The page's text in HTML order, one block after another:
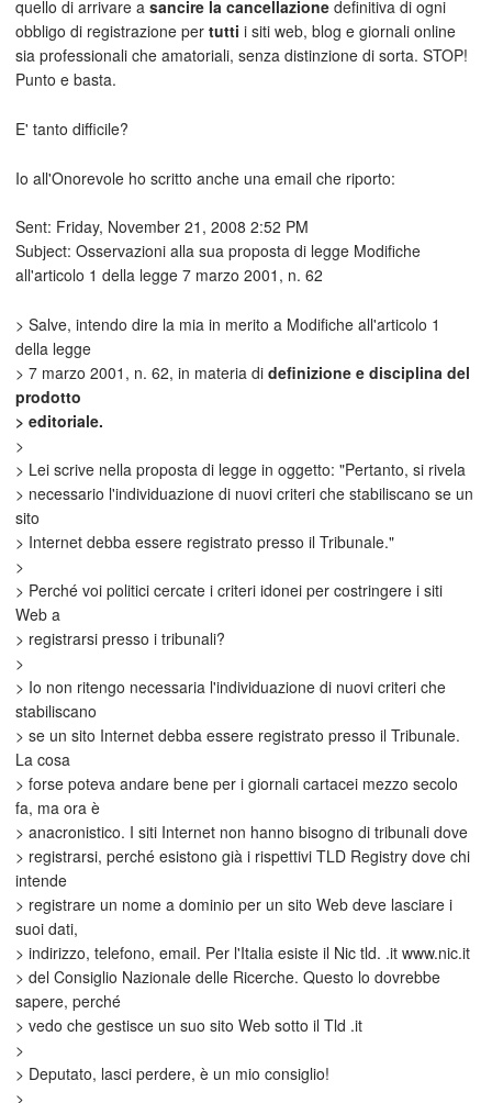
quello di arrivare a sancire la cancellazione definitiva di ogni
obbligo di registrazione per tutti i siti web, blog e giornali online
sia professionali che amatoriali, senza distinzione di sorta. STOP!
Punto e basta.
E' tanto difficile?
Io all'Onorevole ho scritto anche una email che riporto:
Sent: Friday, November 21, 2008 2:52 PM
Subject: Osservazioni alla sua proposta di legge Modifiche
all'articolo 1 della legge 7 marzo 2001, n. 62
> Salve, intendo dire la mia in merito a Modifiche all'articolo 1
della legge
> 7 marzo 2001, n. 62, in materia di definizione e disciplina del
prodotto
> editoriale.
>
> Lei scrive nella proposta di legge in oggetto: "Pertanto, si rivela
> necessario l'individuazione di nuovi criteri che stabiliscano se un
sito
> Internet debba essere registrato presso il Tribunale."
>
> Perché voi politici cercate i criteri idonei per costringere i siti
Web a
> registrarsi presso i tribunali?
>
> Io non ritengo necessaria l'individuazione di nuovi criteri che
stabiliscano
> se un sito Internet debba essere registrato presso il Tribunale.
La cosa
> forse poteva andare bene per i giornali cartacei mezzo secolo
fa, ma ora è
> anacronistico. I siti Internet non hanno bisogno di tribunali dove
> registrarsi, perché esistono già i rispettivi TLD Registry dove chi
intende
> registrare un nome a dominio per un sito Web deve lasciare i
suoi dati,
> indirizzo, telefono, email. Per l'Italia esiste il Nic tld. .it www.nic.it
> del Consiglio Nazionale delle Ricerche. Questo lo dovrebbe
sapere, perché
> vedo che gestisce un suo sito Web sotto il Tld .it
>
> Deputato, lasci perdere, è un mio consiglio!
>